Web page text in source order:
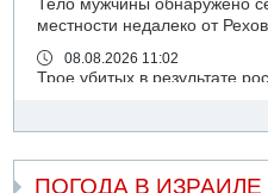
Тело мужчины обнаружено
местности недалеко от
08.08.2026 11:02
Трое убитых в результате
07.08.2026 20:43
07.08.2026 20:41
ПОГОДА В ИЗРАИЛЕ